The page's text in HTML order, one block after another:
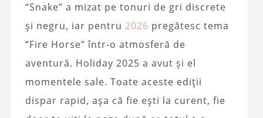
“Snake” a mizat pe tonuri de gri discrete
și negru, iar pentru 2026 pregătesc tema
“Fire Horse” într-o atmosferă de
aventură. Holiday 2025 a avut și el
momentele sale. Toate aceste ediții
dispar rapid, așa că fie ești la curent, fie